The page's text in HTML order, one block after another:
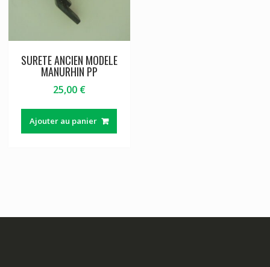
SURETE ANCIEN MODELE
MANURHIN PP
25,00 €
Ajouter au panier